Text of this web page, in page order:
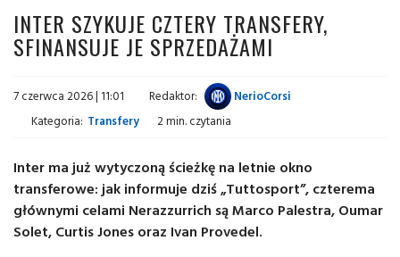
INTER SZYKUJE CZTERY TRANSFERY,
SFINANSUJE JE SPRZEDAŻAMI
7 czerwca 2026 | 11:01 Redaktor:
NerioCorsi
Kategoria: Transfery 2 min. czytania
Inter ma już wytyczoną ścieżkę na letnie okno
transferowe: jak informuje dziś „Tuttosport”, czterema
głównymi celami Nerazzurrich są Marco Palestra, Oumar
Solet, Curtis Jones oraz Ivan Provedel.